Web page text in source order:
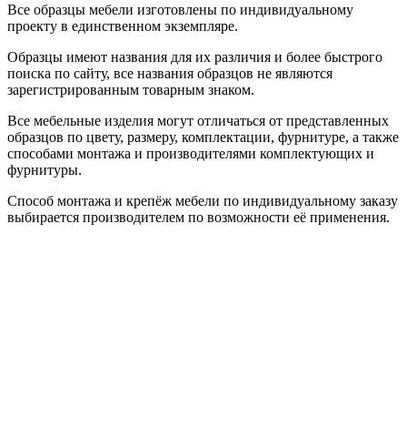
Все образцы мебели изготовлены по индивидуальному
проекту в единственном экземпляре.
Образцы имеют названия для их различия и более быстрого
поиска по сайту, все названия образцов не являются
зарегистрированным товарным знаком.
Все мебельные изделия могут отличаться от представленных
образцов по цвету, размеру, комплектации, фурнитуре, а также
способами монтажа и производителями комплектующих и
фурнитуры.
Способ монтажа и крепёж мебели по индивидуальному заказу
выбирается производителем по возможности её применения.